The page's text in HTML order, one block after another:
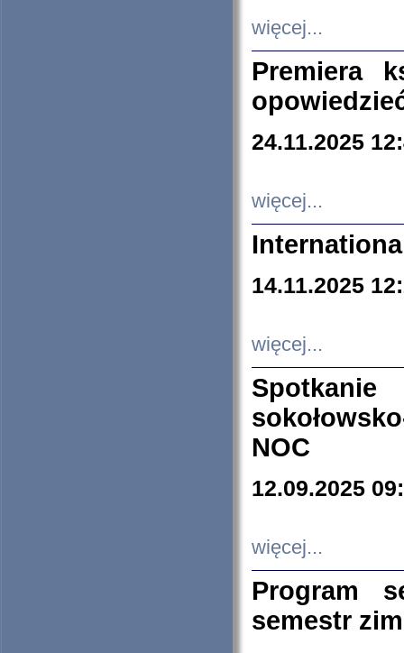
więcej...
Premiera
24.11.2025
więcej...
14.11.2025
więcej...
NOC
12.09.2025
więcej...
Program
semestr